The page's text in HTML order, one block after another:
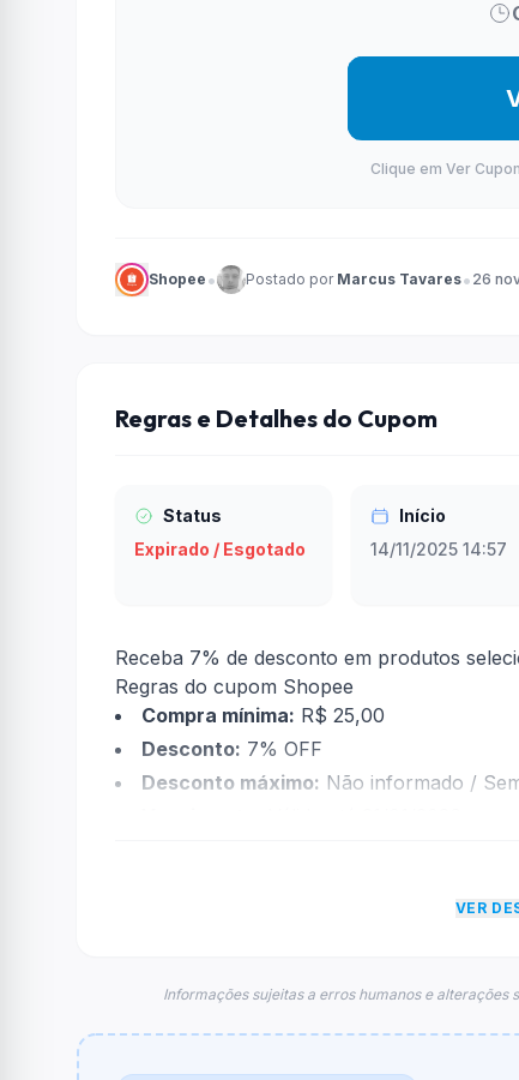
Clique em Ver
Shopee • Postado por Marcus Tavares• 26
Regras e Detalhes do Cupom
Status
Expirado / Esgotado
Início
14/11/2025 14:57
Receba 7% de desconto em produtos
Regras do cupom Shopee
Compra mínima: R$ 25,00
Desconto: 7% OFF
Desconto máximo: Não informado /
informações sobre restrição de teto
O código é
TUBACRFUL
De quanto é o desconto?
VER
Informações sujeitas a erros humanos e alterações